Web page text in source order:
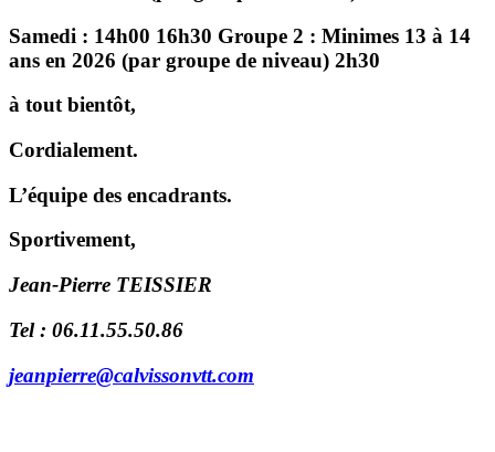
Samedi : 14h00 16h30 Groupe 2 : Minimes 13 à 14
ans en 2026 (par groupe de niveau) 2h30
à tout bientôt,
Cordialement.
L’équipe des encadrants.
Sportivement,
Jean-Pierre TEISSIER
Tel : 06.11.55.50.86
jeanpierre@calvissonvtt.com